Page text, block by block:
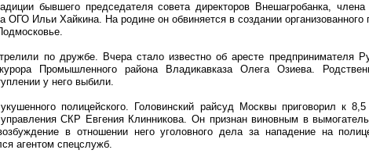
бывшего председателя совета директоров Внешагробанка, члена
ОГО Ильи Хайкина. На родине он обвиняется в создании организованного
по дружбе. Вчера стало известно об аресте предпринимателя
Промышленного района Владикавказа Олега Озиева.
у него выбили.
полицейского. Головинский райсуд Москвы приговорил к
СКР Евгения Клинникова. Он признан виновным в
в отношении него уголовного дела за нападение на
агентом спецслужб.